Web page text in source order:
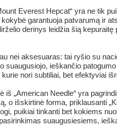
Everest Hepcat“ yra ne tik
garantuoja patvarumą ir
derinys leidžia šią
nei aksesuaras: tai ryšio su
ieškančio
nori subtiliai, bet efektyviai
„American Needle“ yra
išskirtinė forma, priklausanti
puikiai tinkanti bet kokiems
suaugusiesiems,